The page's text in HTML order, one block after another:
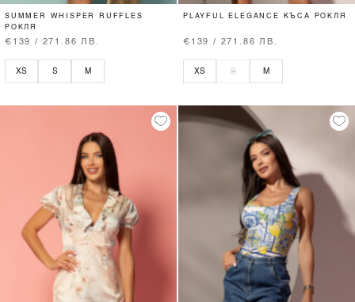
SUMMER WHISPER RUFFLES
РОКЛЯ
€139 / 271.86 ЛВ.
XS S M
PLAYFUL ELEGANCE КЪСА РОКЛЯ
€139 / 271.86 ЛВ.
XS S M